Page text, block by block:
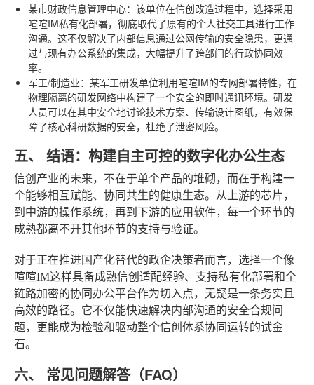
某市财政信息管理中心：该单位在信创改造过程中，选择采用
喧喧IM私有化部署，彻底取代了原有的个人社交工具进行工作
沟通。这不仅解决了内部信息通过公网传输的安全隐患，更通
过与现有办公系统的集成，大幅提升了跨部门的行政协同效
率。
军工/制造业：某军工研发单位利用喧喧IM的专网部署特性，在
物理隔离的研发网络中构建了一个安全的即时通讯环境。研发
人员可以在其中安全地讨论技术方案、传输设计图纸，有效保
障了核心科研数据的安全，杜绝了泄密风险。
五、 结语：构建自主可控的数字化办公生态
信创产业的未来，不在于单个产品的堆砌，而在于构建一
个能够相互赋能、协同共生的健康生态。从上游的芯片，
到中游的操作系统，再到下游的应用软件，每一个环节的
成熟都离不开其他环节的支持与验证。
对于正在推进国产化替代的政企决策者而言，选择一个像
喧喧IM这样具备成熟信创适配经验、支持私有化部署和全
链路加密的协同办公平台作为切入点，无疑是一条务实且
高效的路径。它不仅能快速解决内部沟通的安全合规问
题，更能成为检验和驱动整个信创体系协同运转的试金
石。
六、 常见问题解答（FAQ）